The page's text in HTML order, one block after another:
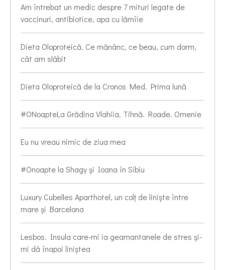
Am întrebat un medic despre 7 mituri legate de
vaccinuri, antibiotice, apa cu lămîie
Dieta Oloproteică. Ce mănânc, ce beau, cum dorm,
cât am slăbit
Dieta Oloproteică de la Cronos Med. Prima lună
#ONoapteLa Grădina Vlahiia. Tihnă. Roade. Omenie
Eu nu vreau nimic de ziua mea
#Onoapte la Shagy și Ioana în Sibiu
Luxury Cubelles Aparthotel, un colț de liniște între
mare și Barcelona
Lesbos. Insula care-mi ia geamantanele de stres și-
mi dă înapoi liniștea